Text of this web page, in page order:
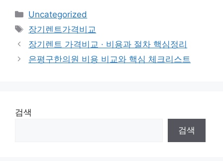
카
테
리
Uncategorized
태
그
장기렌트가격비교
장기렌트 가격비교 · 비용과 절차 핵심정리
은평구한의원 비용 비교와 핵심 체크리스트
검색
검색